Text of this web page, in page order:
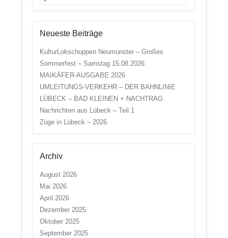
Neueste Beiträge
KulturLokschuppen Neumünster – Großes
Sommerfest – Samstag 15.08.2026
MAIKÄFER-AUSGABE 2026
UMLEITUNGS-VERKEHR – DER BAHNLINIE
LÜBECK – BAD KLEINEN + NACHTRAG
Nachrichten aus Lübeck – Teil 1
Züge in Lübeck – 2026
Archiv
August 2026
Mai 2026
April 2026
Dezember 2025
Oktober 2025
September 2025